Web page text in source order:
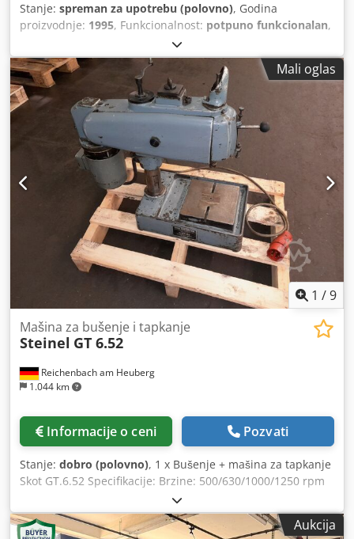
Stanje: spreman za upotrebu (polovno), Godina
proizvodnje: 1995, Funkcionalnost: potpuno funkcionalan,
udaljenost pomeranja ose X:350 mm
radni hod Z-ose:350 mm, maksimalna težina obratka:400
kg, model kontrolera:AGIEMATIC T
, Nema minimalne cene
– zagarantovana prodaja po najvišoj ponudi! TEHNIČKE
KARAKTERISTIKE Hod po osi X: 350 mm Hod po osi Y: 250
mm Hod po osi Z: 350 mm Brzi hod: oko 720 mm/min Osi: 4
(X, Y, Z, C) Radni prostor Dimenzije stola: 600 × 450 mm
Maksimalne dimenzije radnog komada: oko 860 × 620 ×
350 mm Maksimalna težina radnog komada: 400 kg
Maksimalna težina elektrode: 100 kg Unutrašnje dimenzije
radnog rezervoara: oko 830 × 590 × 350 mm Udaljenost
stola od centra: 170 – 520 mm DETALJI O MAŠINI
Upravljački sistem: AGIEMATIC T Generator: AGIEPULS 60
Priključak na električnu mrežu: 400 V / 50 Hz Dimenzije i
težina Dimenzije (D x Š x V): oko 3.000 × 1.700 × 2.580 mm
Težina mašine: oko 2.550 kg Dedpfx Aozpypnskueck
Mali oglas
1 /9
Reichenbach am Heuberg
1.044 km
Mašina za bušenje i tapkanje
Steinel GT 6.52
Informacije o ceni Pozvati
Stanje: dobro (polovno), 1 x Bušenje + mašina za tapkanje
Skot GT.6.52 Specifikacije: Brzine: 500/630/1000/1250 rpm
Performanse u čeliku: M 6 ..max. Klešta prečnika stega: 10
mm Mašina se može posmatrati pod napajanjem. Dcodpfx
Aksma Efyjusk
Aukcija